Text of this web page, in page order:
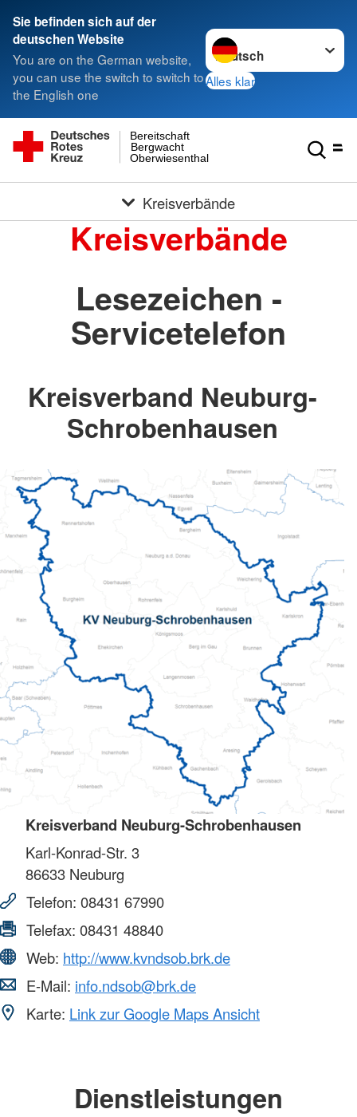
Sie befinden sich auf der
deutschen Website
You are on the German website,
you can use the switch to switch to
the English one
Sprache wechseln zu
Alles klar
Oberwiesenthal
Bergwacht
Bereitschaft
Kreisverbände
Kreisverbände
Lesezeichen -
Servicetelefon
Kreisverband Neuburg-
Schrobenhausen
Kreisverband Neuburg-Schrobenhausen
Karl-Konrad-Str. 3
86633 Neuburg
Telefon: 08431 67990
Telefax: 08431 48840
Web: http://www.kvndsob.brk.de
E-Mail: info.ndsob@brk.de
Karte: Link zur Google Maps Ansicht
Dienstleistungen